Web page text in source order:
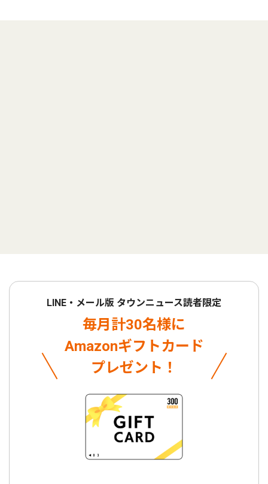
LINE・メール版 タウンニュース読者限定
毎月計30名様に
Amazonギフトカード
プレゼント！